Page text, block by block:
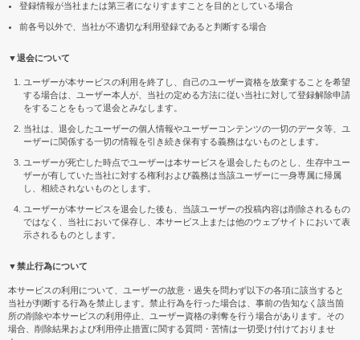
登録情報が当社または第三者になりすますことを目的としている場合
前各号以外で、当社が不適切な利用登録であると判断する場合
▼退会について
ユーザーが本サービスの利用を終了し、自己のユーザー資格を放棄することを希望
する場合は、ユーザー本人が、当社の定める方法に従い当社に対して登録解除申請
をすることをもって退会とみなします。
当社は、退会したユーザーの個人情報やユーザーコンテンツの一切のデータ等、ユ
ーザーに関係する一切の情報を引き続き保有する義務はないものとします。
ユーザーが死亡した時点でユーザーは本サービスを退会したものとし、生存中ユー
ザーが有していた当社に対する権利および義務は当該ユーザーに一身専属に帰属
し、相続されないものとします。
ユーザーが本サービスを退会した後も、当該ユーザーの投稿内容は削除されるもの
ではなく、当社において保存し、本サービス上または他のウェブサイトにおいて表
示されるものとします。
▼禁止行為について
本サービスの利用について、ユーザーの故意・過失を問わず以下の各項に該当すると
当社が判断する行為を禁止します。禁止行為を行った場合は、事前の告知なく該当箇
所の削除や本サービスの利用停止、ユーザー資格の剥奪を行う場合があります。その
場合、削除結果および利用停止措置に関する質問・苦情は一切受け付けておりませ